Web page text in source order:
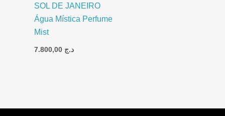
SOL DE JANEIRO
Água Mística Perfume
Mist
د.ج